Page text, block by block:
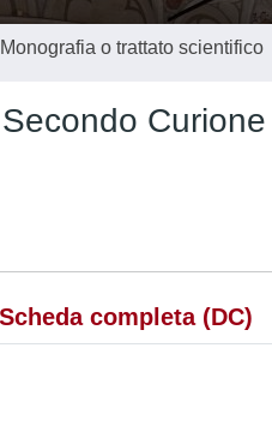
o trattato scientifico
Scheda completa (DC)